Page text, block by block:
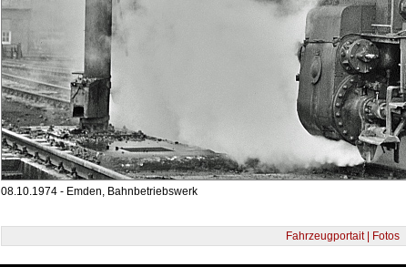
08.10.1974 - Emden, Bahnbetriebswerk
Fahrzeugportait | Fotos